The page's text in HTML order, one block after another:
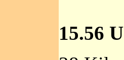
15.56